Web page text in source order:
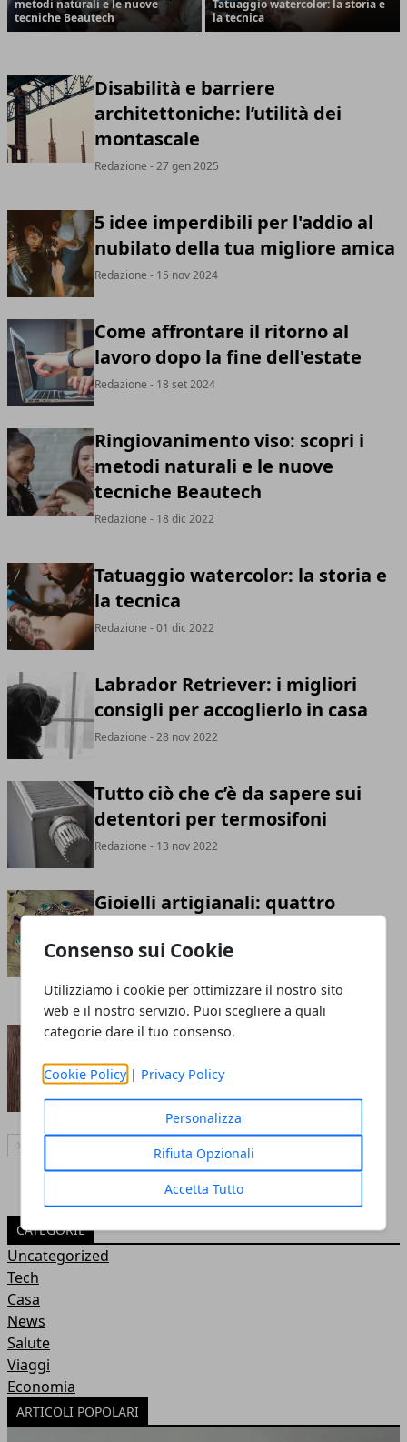
Consenso sui Cookie
Utilizziamo i cookie per ottimizzare il nostro sito
web e il nostro servizio. Puoi scegliere a quali
categorie dare il tuo consenso.
Cookie Policy | Privacy Policy
Personalizza
Rifiuta Opzionali
Accetta Tutto
metodi naturali e le nuove
tecniche Beautech
Tatuaggio watercolor: la storia e
la tecnica
Disabilità e barriere
architettoniche: l’utilità dei
montascale
Redazione - 27 gen 2025
5 idee imperdibili per l'addio al
nubilato della tua migliore amica
Redazione - 15 nov 2024
Come affrontare il ritorno al
lavoro dopo la fine dell'estate
Redazione - 18 set 2024
Ringiovanimento viso: scopri i
metodi naturali e le nuove
tecniche Beautech
Redazione - 18 dic 2022
Tatuaggio watercolor: la storia e
la tecnica
Redazione - 01 dic 2022
Labrador Retriever: i migliori
consigli per accoglierlo in casa
Redazione - 28 nov 2022
Tutto ciò che c’è da sapere sui
detentori per termosifoni
Redazione - 13 nov 2022
Gioielli artigianali: quattro
tue creazioni
Perché è importante avere una
termocucina in legno?
Redazione
Articolo Successivo
CATEGORIE
Uncategorized
Tech
Casa
News
Salute
Viaggi
Economia
ARTICOLI POPOLARI